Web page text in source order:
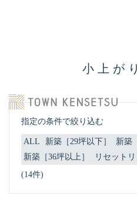
小上が
指定の条件で絞り込む
ALL 新築［29坪以下］
新築
新築［36坪以上］
リセット
(14件)